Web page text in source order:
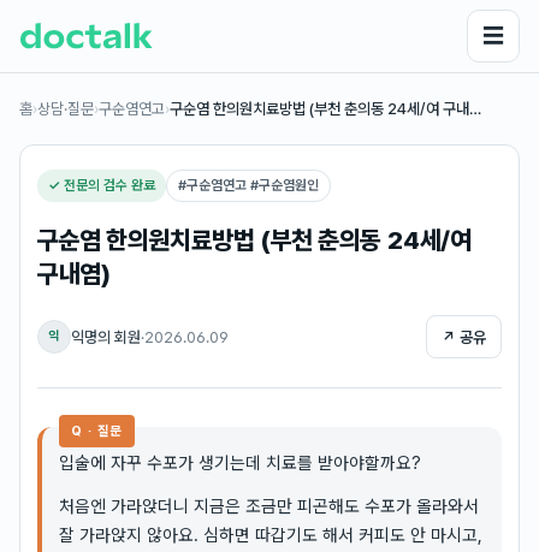
☰
홈›상담·질문›구순염연고›구순염 한의원치료방법 (부천 춘의동 24세/여 구내…
✓ 전문의 검수 완료 #구순염연고 #구순염원인
구순염 한의원치료방법 (부천 춘의동 24세/여
구내염)
익 익명의 회원·2026.06.09 ↗ 공유
Q · 질문
입술에 자꾸 수포가 생기는데 치료를 받아야할까요?
처음엔 가라앉더니 지금은 조금만 피곤해도 수포가 올라와서
잘 가라앉지 않아요. 심하면 따갑기도 해서 커피도 안 마시고,